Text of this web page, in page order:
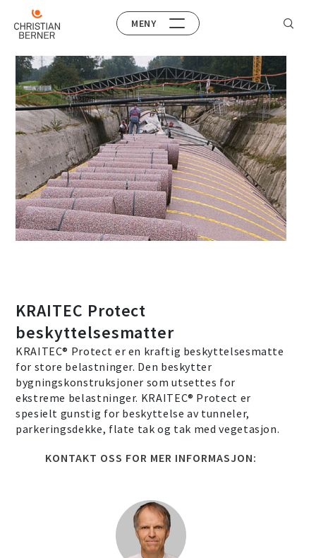
MENY
KRAITEC Protect
beskyttelsesmatter
KRAITEC® Protect er en kraftig beskyttelsesmatte
for store belastninger. Den beskytter
bygningskonstruksjoner som utsettes for
ekstreme belastninger. KRAITEC® Protect er
spesielt gunstig for beskyttelse av tunneler,
parkeringsdekke, flate tak og tak med vegetasjon.
KONTAKT OSS FOR MER INFORMASJON: